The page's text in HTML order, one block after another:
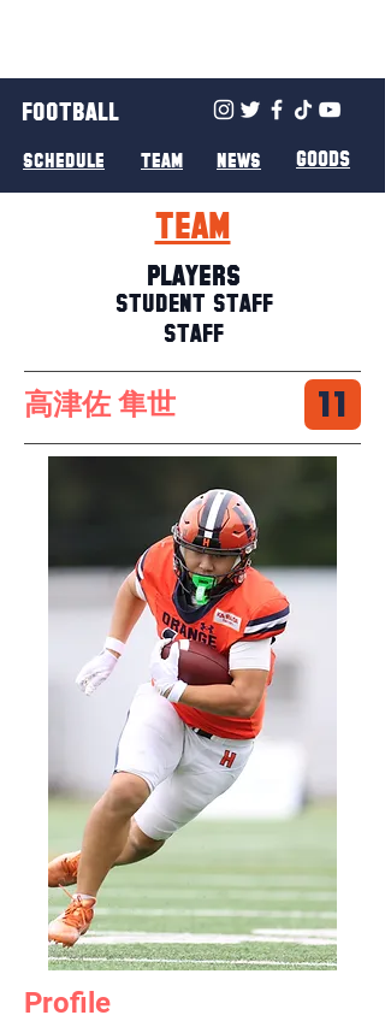
FOOTBALL
SCHEDULE TEAM NEWS GOODS
TEAM
PLAYERS
STUDENT STAFF
STAFF
高津佐 隼世 11
Profile